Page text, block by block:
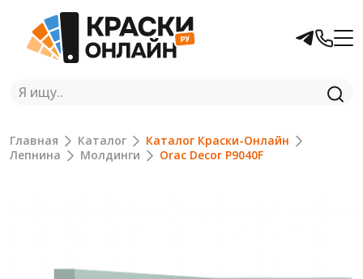
Главная Каталог
Каталог Краски-Онлайн
Лепнина
Молдинги Orac Decor P9040F